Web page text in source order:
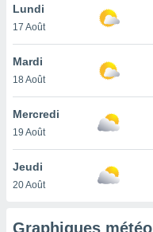
notre
que
et que
Lundi
17 Août
Mardi
18 Août
Mercredi
19 Août
Jeudi
20 Août
Graphiques météo